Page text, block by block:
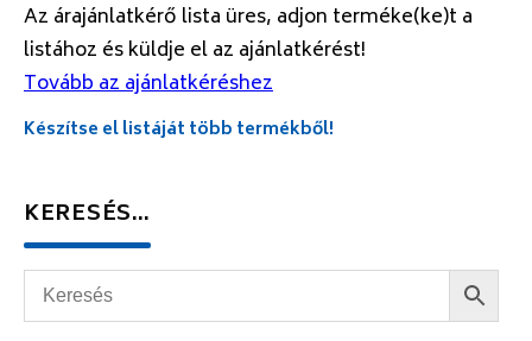
Az árajánlatkérő lista üres, adjon terméke(ke)t a
listához és küldje el az ajánlatkérést!
Tovább az ajánlatkéréshez
Készítse el listáját több termékből!
KERESÉS…